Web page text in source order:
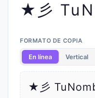
★彡
FORMATO DE COPIA
En línea Vertical
★彡